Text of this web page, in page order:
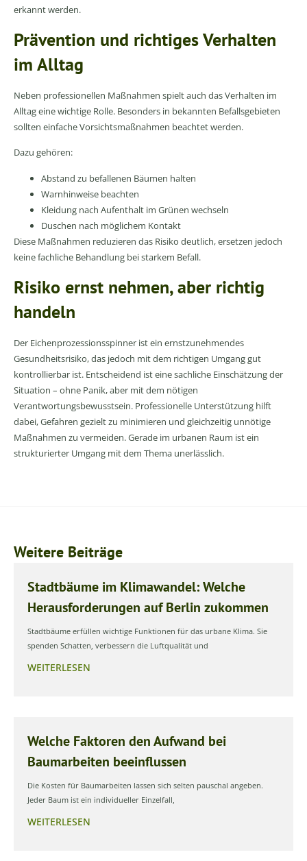
erkannt werden.
Prävention und richtiges Verhalten
im Alltag
Neben professionellen Maßnahmen spielt auch das Verhalten im
Alltag eine wichtige Rolle. Besonders in bekannten Befallsgebieten
sollten einfache Vorsichtsmaßnahmen beachtet werden.
Dazu gehören:
Abstand zu befallenen Bäumen halten
Warnhinweise beachten
Kleidung nach Aufenthalt im Grünen wechseln
Duschen nach möglichem Kontakt
Diese Maßnahmen reduzieren das Risiko deutlich, ersetzen jedoch
keine fachliche Behandlung bei starkem Befall.
Risiko ernst nehmen, aber richtig
handeln
Der Eichenprozessionsspinner ist ein ernstzunehmendes
Gesundheitsrisiko, das jedoch mit dem richtigen Umgang gut
kontrollierbar ist. Entscheidend ist eine sachliche Einschätzung der
Situation – ohne Panik, aber mit dem nötigen
Verantwortungsbewusstsein. Professionelle Unterstützung hilft
dabei, Gefahren gezielt zu minimieren und gleichzeitig unnötige
Maßnahmen zu vermeiden. Gerade im urbanen Raum ist ein
strukturierter Umgang mit dem Thema unerlässlich.
Weitere Beiträge
Stadtbäume im Klimawandel: Welche
Herausforderungen auf Berlin zukommen
Stadtbäume erfüllen wichtige Funktionen für das urbane Klima. Sie
spenden Schatten, verbessern die Luftqualität und
WEITERLESEN
Welche Faktoren den Aufwand bei
Baumarbeiten beeinflussen
Die Kosten für Baumarbeiten lassen sich selten pauschal angeben.
Jeder Baum ist ein individueller Einzelfall,
WEITERLESEN